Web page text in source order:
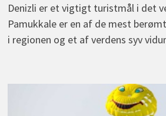
Denizli er et vigtigt turistmål i det
Pamukkale er en af de mest
i regionen og et af verdens syv